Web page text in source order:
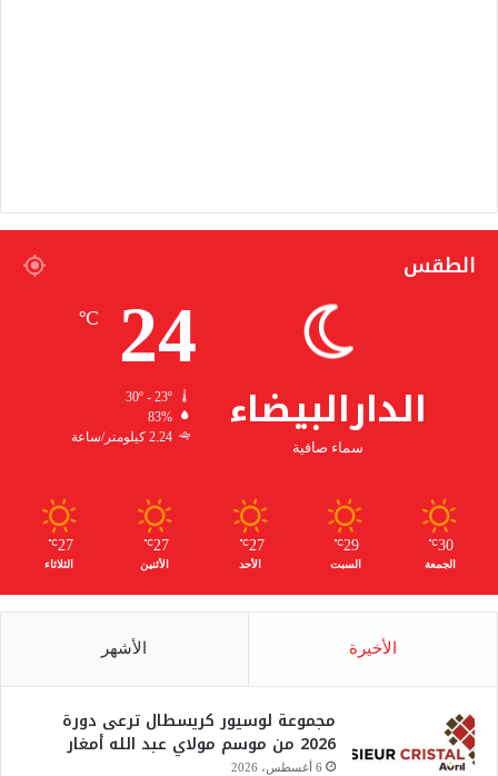
الطقس
الدارالبيضاء
سماء صافية
24
℃
83%
2.24 كيلومتر/ساعة
30
℃
الجمعة
29
℃
السبت
27
℃
الأحد
27
℃
الأثنين
27
℃
الثلاثاء
الأخيرة الأشهر
مجموعة لوسيور كريسطال ترعى دورة
2026 من موسم مولاي عبد الله أمغار
6 أغسطس، 2026